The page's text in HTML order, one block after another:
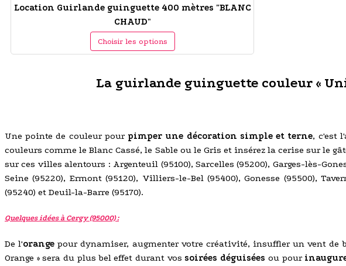
Location Guirlande guinguette 400 mètres "BLANC
CHAUD"
Choisir les options
La guirlande guinguette couleur «
Une pointe de couleur pour pimper une décoration simple et terne, c'est
couleurs comme le Blanc Cassé, le Sable ou le Gris et insérez la cerise sur le
sur ces villes alentours : Argenteuil (95100), Sarcelles (95200), Garges-lès-
Seine (95220), Ermont (95120), Villiers-le-Bel (95400), Gonesse (95500),
(95240) et Deuil-la-Barre (95170).
Quelques idées à Cergy (95000) :
De l'orange pour dynamiser, augmenter votre créativité, insuffler un vent de
Orange » sera du plus bel effet durant vos soirées déguisées ou pour